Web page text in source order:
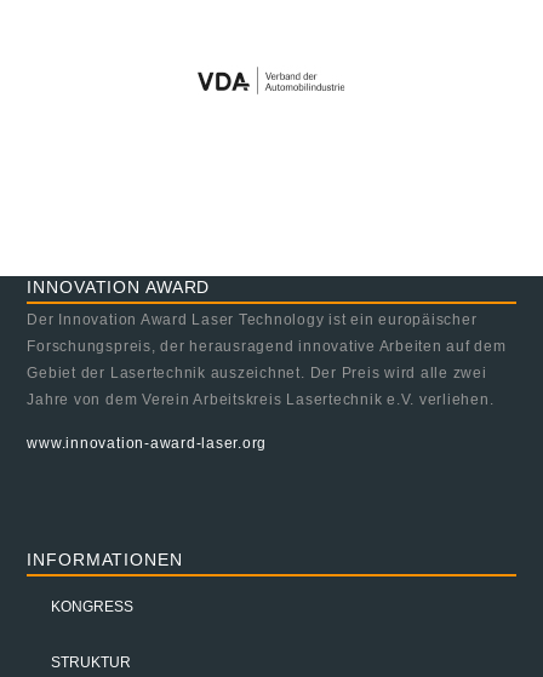
INNOVATION AWARD
Der Innovation Award Laser Technology ist ein europäischer
Forschungspreis, der herausragend innovative Arbeiten auf dem
Gebiet der Lasertechnik auszeichnet. Der Preis wird alle zwei
Jahre von dem Verein Arbeitskreis Lasertechnik e.V. verliehen.
www.innovation-award-laser.org
INFORMATIONEN
KONGRESS
STRUKTUR